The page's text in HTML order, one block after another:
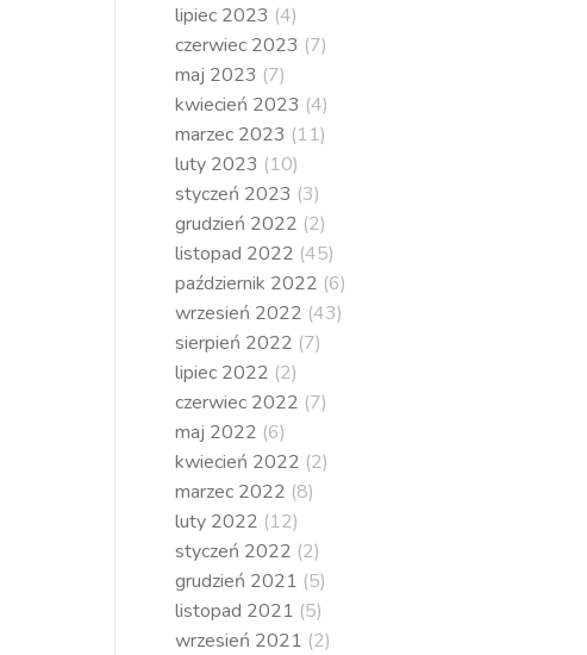
lipiec 2023 (4)
czerwiec 2023 (7)
maj 2023 (7)
kwiecień 2023 (4)
marzec 2023 (11)
luty 2023 (10)
styczeń 2023 (3)
grudzień 2022 (2)
listopad 2022 (45)
październik 2022 (6)
wrzesień 2022 (43)
sierpień 2022 (7)
lipiec 2022 (2)
czerwiec 2022 (7)
maj 2022 (6)
kwiecień 2022 (2)
marzec 2022 (8)
luty 2022 (12)
styczeń 2022 (2)
grudzień 2021 (5)
listopad 2021 (5)
wrzesień 2021 (2)